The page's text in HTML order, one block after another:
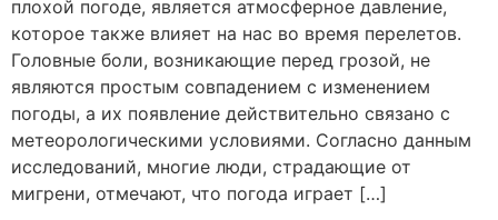
плохой погоде, является атмосферное давление,
которое также влияет на нас во время перелетов.
Головные боли, возникающие перед грозой, не
являются простым совпадением с изменением
погоды, а их появление действительно связано с
метеорологическими условиями. Согласно данным
исследований, многие люди, страдающие от
мигрени, отмечают, что погода играет […]